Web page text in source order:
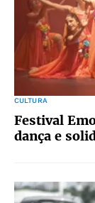
CULTURA
Festival
dança e